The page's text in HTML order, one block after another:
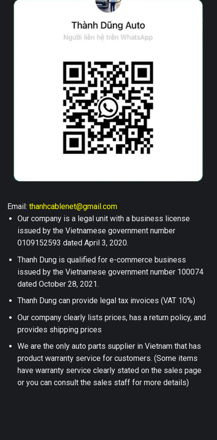
Email: thanhcablenet@gmail.com
Our company is a legal unit with a business license
issued by the Vietnamese government number
0109152593 dated April 3, 2020.
Thanh Dung is qualified for e-commerce business
issued by the Vietnamese government number 100074
dated October 28, 2021.
Thanh Dung can provide legal tax invoices (VAT 10%)
Our company clearly lists prices, has a return policy, and
provides shipping prices
We are the only auto parts supplier in Vietnam that has
product warranty service for customers. (Some items
have warranty service clearly stated on the sales page
or you can consult the sales staff for more details)